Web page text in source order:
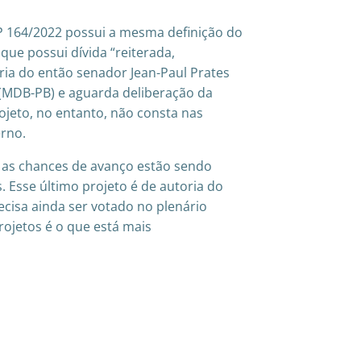
2022 possui a mesma definição do
possui dívida “reiterada,
do então senador Jean-Paul Prates
PB) e aguarda deliberação da
no entanto, não consta nas
chances de avanço estão sendo
Esse último projeto é de autoria do
ainda ser votado no plenário
é o que está mais